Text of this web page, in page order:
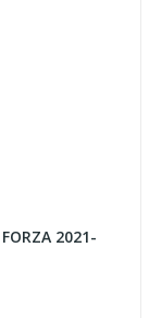
2021-